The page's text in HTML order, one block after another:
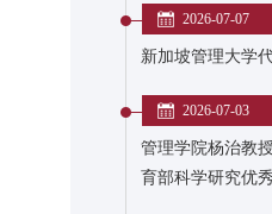
2026-07-07
新加坡管理大学
2026-07-03
管理学院杨治教
育部科学研究优